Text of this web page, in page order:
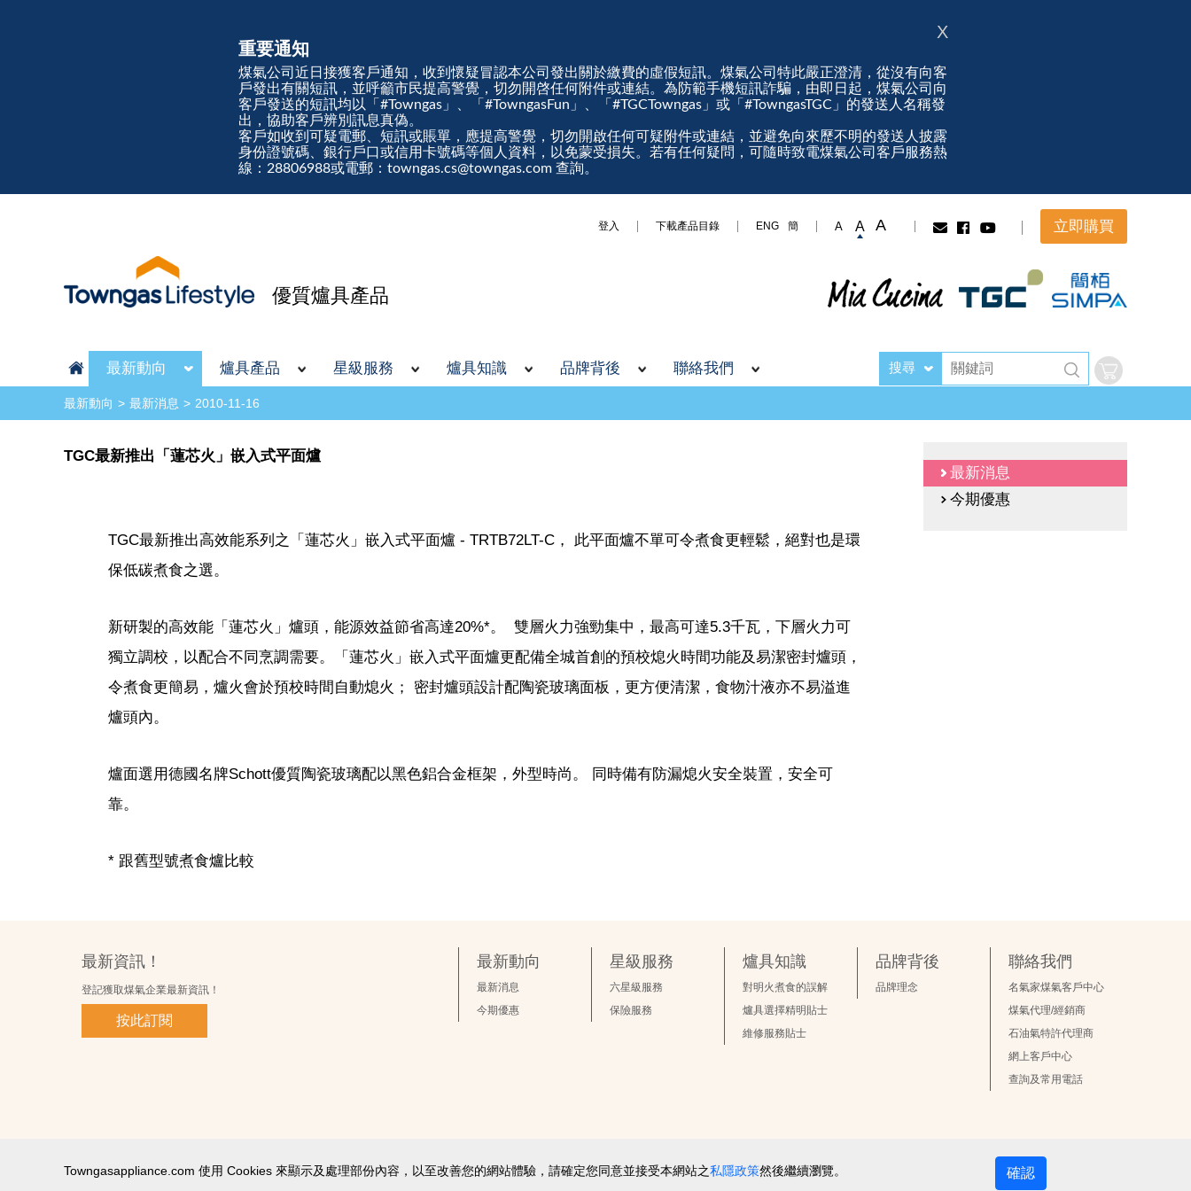
重要通知
煤氣公司近日接獲客戶通知，收到懷疑冒認本公司發出關於繳費的虛假短訊。煤氣公司特此嚴正澄清，從沒有向客
戶發出有關短訊，並呼籲市民提高警覺，切勿開啓任何附件或連結。為防範手機短訊詐騙，由即日起，煤氣公司向
客戶發送的短訊均以「#Towngas」、「#TowngasFun」、「#TGCTowngas」或「#TowngasTGC」的發送人名稱發
出，協助客戶辨別訊息真偽。
客戶如收到可疑電郵、短訊或賬單，應提高警覺，切勿開啟任何可疑附件或連結，並避免向來歷不明的發送人披露
身份證號碼、銀行戶口或信用卡號碼等個人資料，以免蒙受損失。若有任何疑問，可隨時致電煤氣公司客戶服務熱
線：28806988或電郵：towngas.cs@towngas.com 查詢。
X
登入 下載產品目錄 ENG 簡 A A A 立即購買
優質爐具產品
最新動向 爐具產品 星級服務 爐具知識 品牌背後 聯絡我們 搜尋
最新動向 最新消息 2010-11-16
TGC最新推出「蓮芯火」嵌入式平面爐
TGC最新推出高效能系列之「蓮芯火」嵌入式平面爐 - TRTB72LT-C， 此平面爐不單可令煮食更輕鬆，絕對也是環
保低碳煮食之選。
新研製的高效能「蓮芯火」爐頭，能源效益節省高達20%*。 雙層火力強勁集中，最高可達5.3千瓦，下層火力可
獨立調校，以配合不同烹調需要。「蓮芯火」嵌入式平面爐更配備全城首創的預校熄火時間功能及易潔密封爐頭，
令煮食更簡易，爐火會於預校時間自動熄火； 密封爐頭設計配陶瓷玻璃面板，更方便清潔，食物汁液亦不易溢進
爐頭內。
爐面選用德國名牌Schott優質陶瓷玻璃配以黑色鋁合金框架，外型時尚。 同時備有防漏熄火安全裝置，安全可
靠。
* 跟舊型號煮食爐比較
最新消息
今期優惠
最新資訊！
登記獲取煤氣企業最新資訊！
按此訂閱
最新動向
最新消息
今期優惠
星級服務
六星級服務
保險服務
爐具知識
對明火煮食的誤解
爐具選擇精明貼士
維修服務貼士
品牌背後
品牌理念
聯絡我們
名氣家煤氣客戶中心
煤氣代理/經銷商
石油氣特許代理商
網上客戶中心
查詢及常用電話
使用條款及細則 私隱政策聲明
個人資料收集聲明
2026 © 版權所有 ‧ 煤氣企業有限公司
Towngasappliance.com 使用 Cookies 來顯示及處理部份內容，以至改善您的網站體驗，請確定您同意並接受本網站之私隱政策然後繼續瀏覽。 確認